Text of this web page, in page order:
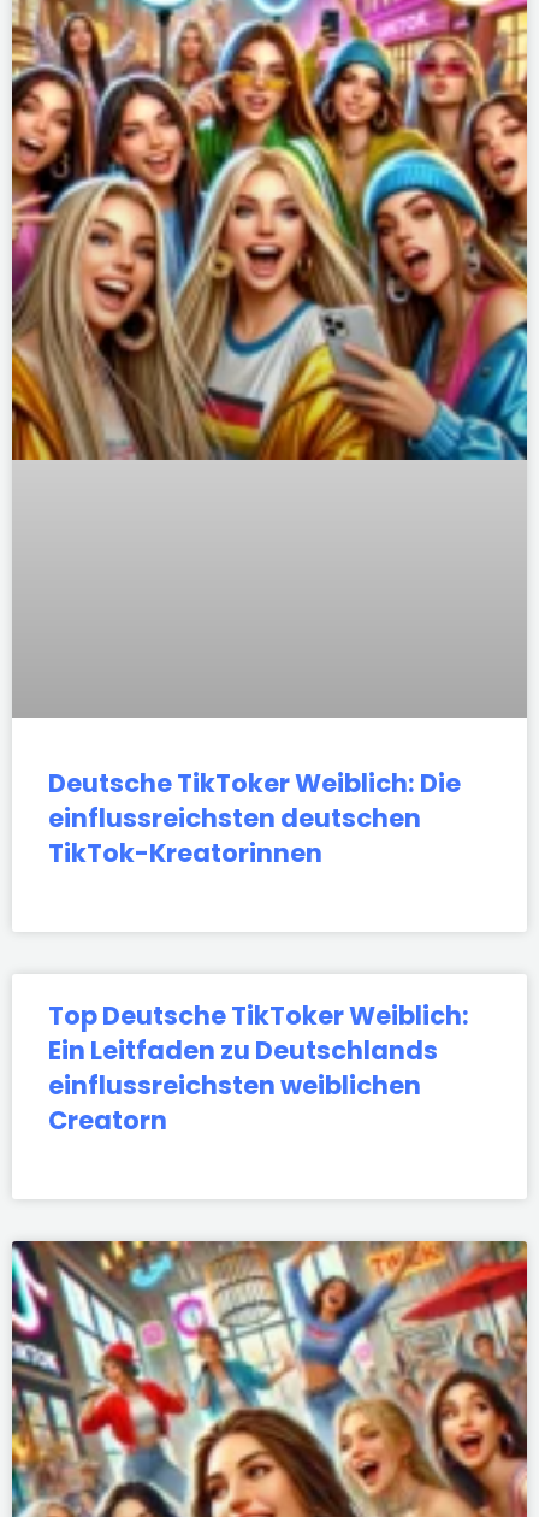
Deutsche TikToker Weiblich: Die
einflussreichsten deutschen
TikTok-Kreatorinnen
Top Deutsche TikToker Weiblich:
Ein Leitfaden zu Deutschlands
einflussreichsten weiblichen
Creatorn